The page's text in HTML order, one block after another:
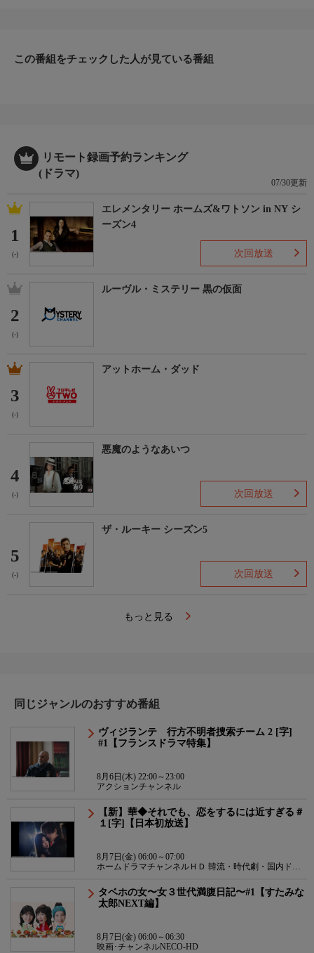
式を挙げたばかりで、その式には勝利も出席していた。そして遺
田伸也、宮地真緒、村野武範、山崎大輔、吉満寛人、半田健人
ほか
【サブタイトル】
【放送・製作】
2015年初放送
【話数】
-
-
この番組をチェックした人が見ている番組
リモート録画予約ランキング
(ドラマ)
07/30更新
1
(-)
エレメンタリー ホームズ&ワトソン in NY シ
ーズン4
次回放送
2
(-)
ルーヴル・ミステリー 黒の仮面
3
(-)
アットホーム・ダッド
4
(-)
悪魔のようなあいつ
次回放送
5
(-)
ザ・ルーキー シーズン5
次回放送
もっと見る
同じジャンルのおすすめ番組
ヴィジランテ 行方不明者捜索チーム 2 [字]
#1【フランスドラマ特集】
8月6日(木) 22:00～23:00
アクションチャンネル
【新】華◆それでも、恋をするには近すぎる＃
１[字]【日本初放送】
8月7日(金) 06:00～07:00
ホームドラマチャンネルＨＤ 韓流・時代劇・国内ドラ
タベホの女〜女３世代満腹日記〜#1【すたみな
太郎NEXT編】
8月7日(金) 06:00～06:30
映画･チャンネルNECO-HD